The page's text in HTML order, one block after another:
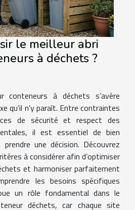
le meilleur abri
à déchets ?
conteneurs à déchets s’avère
qu’il n’y paraît. Entre contraintes
de sécurité et respect des
il est essentiel de bien
une décision. Découvrez
à considérer afin d’optimiser
et harmoniser parfaitement
les besoins spécifiques
un rôle fondamental dans le
déchets, car chaque site